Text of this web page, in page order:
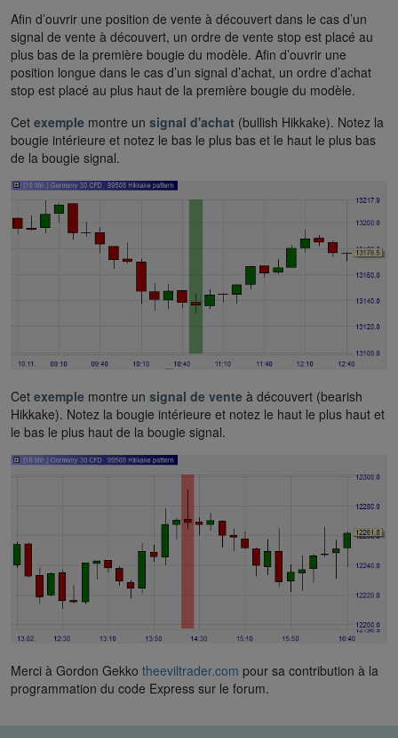
Afin d’ouvrir une position de vente à découvert dans le cas d’un
signal de vente à découvert, un ordre de vente stop est placé au
plus bas de la première bougie du modèle. Afin d’ouvrir une
position longue dans le cas d’un signal d’achat, un ordre d’achat
stop est placé au plus haut de la première bougie du modèle.
Cet exemple montre un signal d'achat (bullish Hikkake). Notez la
bougie intérieure et notez le bas le plus bas et le haut le plus bas
de la bougie signal.
Cet exemple montre un signal de vente à découvert (bearish
Hikkake). Notez la bougie intérieure et notez le haut le plus haut et
le bas le plus haut de la bougie signal.
Merci à Gordon Gekko theeviltrader.com pour sa contribution à la
programmation du code Express sur le forum.